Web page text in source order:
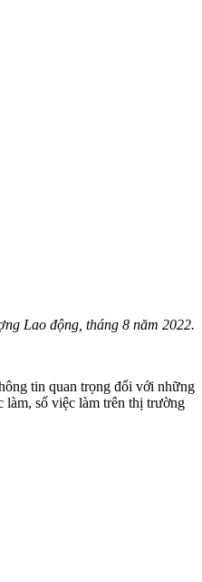
Lao động, tháng 8 năm 2022.
tin quan trọng đối với những
làm, số việc làm trên thị trường